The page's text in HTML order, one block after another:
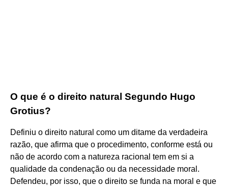
O que é o direito natural Segundo Hugo
Grotius?
Definiu o direito natural como um ditame da verdadeira
razão, que afirma que o procedimento, conforme está ou
não de acordo com a natureza racional tem em si a
qualidade da condenação ou da necessidade moral.
Defendeu, por isso, que o direito se funda na moral e que